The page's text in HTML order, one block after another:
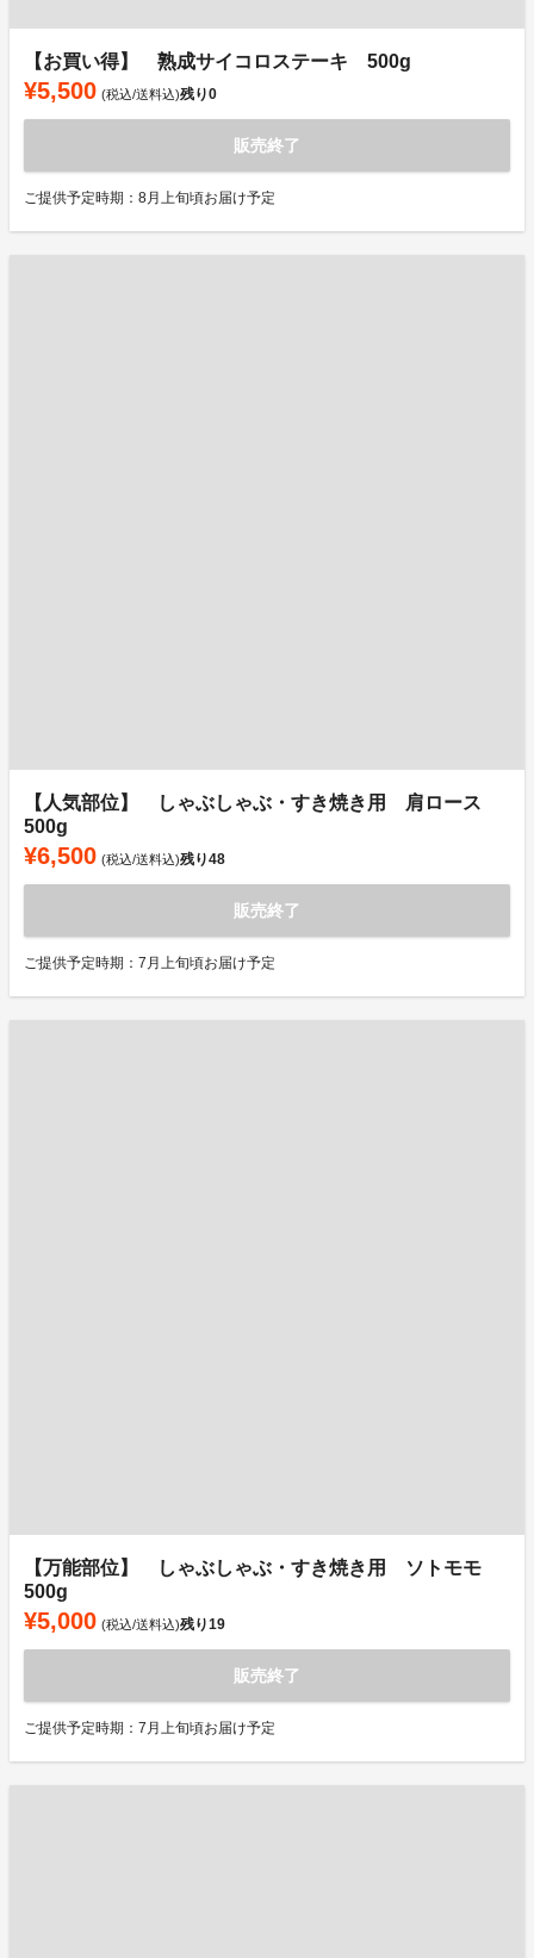
【お買い得】 熟成サイコロステーキ 500g
¥5,500 (税込/送料込)残り0
販売終了
ご提供予定時期：8月上旬頃お届け予定
【人気部位】 しゃぶしゃぶ・すき焼き用 肩ロース
500g
¥6,500 (税込/送料込)残り48
販売終了
ご提供予定時期：7月上旬頃お届け予定
【万能部位】 しゃぶしゃぶ・すき焼き用 ソトモモ
500g
¥5,000 (税込/送料込)残り19
販売終了
ご提供予定時期：7月上旬頃お届け予定